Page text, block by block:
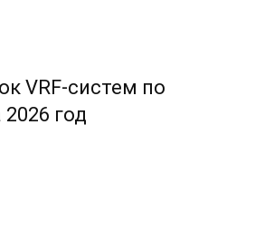
VRF-систем по
год